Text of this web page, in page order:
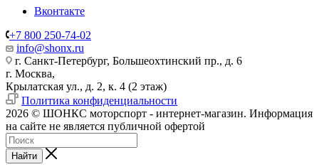
Вконтакте
+7 800 250-74-02
info@shonx.ru
г. Санкт-Петербург, Большеохтинский пр., д. 6
г. Москва,
Крылатская ул., д. 2, к. 4 (2 этаж)
Политика конфиденциальности
2026 © ШОНКС моторспорт - интернет-магазин. Информация
на сайте не является публичной офертой
Найти